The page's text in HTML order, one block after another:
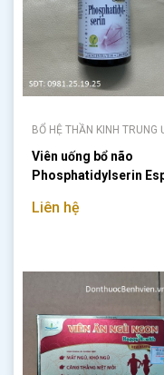
BỔ HỆ THẦN KINH TRUNG
Viên uống bổ não
Phosphatidylserin
Liên hệ